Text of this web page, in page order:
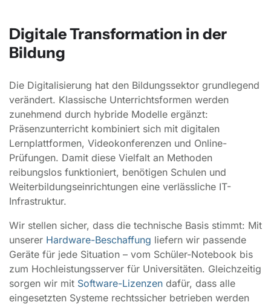
Digitale Transformation in der
Bildung
Die Digitalisierung hat den Bildungssektor grundlegend
verändert. Klassische Unterrichtsformen werden
zunehmend durch hybride Modelle ergänzt:
Präsenzunterricht kombiniert sich mit digitalen
Lernplattformen, Videokonferenzen und Online-
Prüfungen. Damit diese Vielfalt an Methoden
reibungslos funktioniert, benötigen Schulen und
Weiterbildungseinrichtungen eine verlässliche IT-
Infrastruktur.
Wir stellen sicher, dass die technische Basis stimmt: Mit
unserer Hardware-Beschaffung liefern wir passende
Geräte für jede Situation – vom Schüler-Notebook bis
zum Hochleistungsserver für Universitäten. Gleichzeitig
sorgen wir mit Software-Lizenzen dafür, dass alle
eingesetzten Systeme rechtssicher betrieben werden